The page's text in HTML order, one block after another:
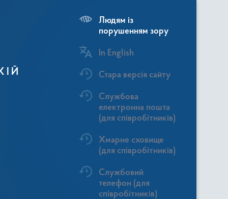
Людям із
порушенням зору
In English
Стара версія сайту
Службова
електронна пошта
(для співробітників)
Хмарне сховище
(для співробітників)
Службовий
телефон (для
співробітників)